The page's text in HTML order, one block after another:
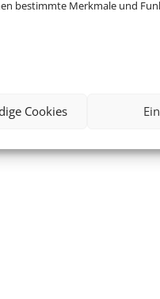
bestimmte Merkmale und
Cookies